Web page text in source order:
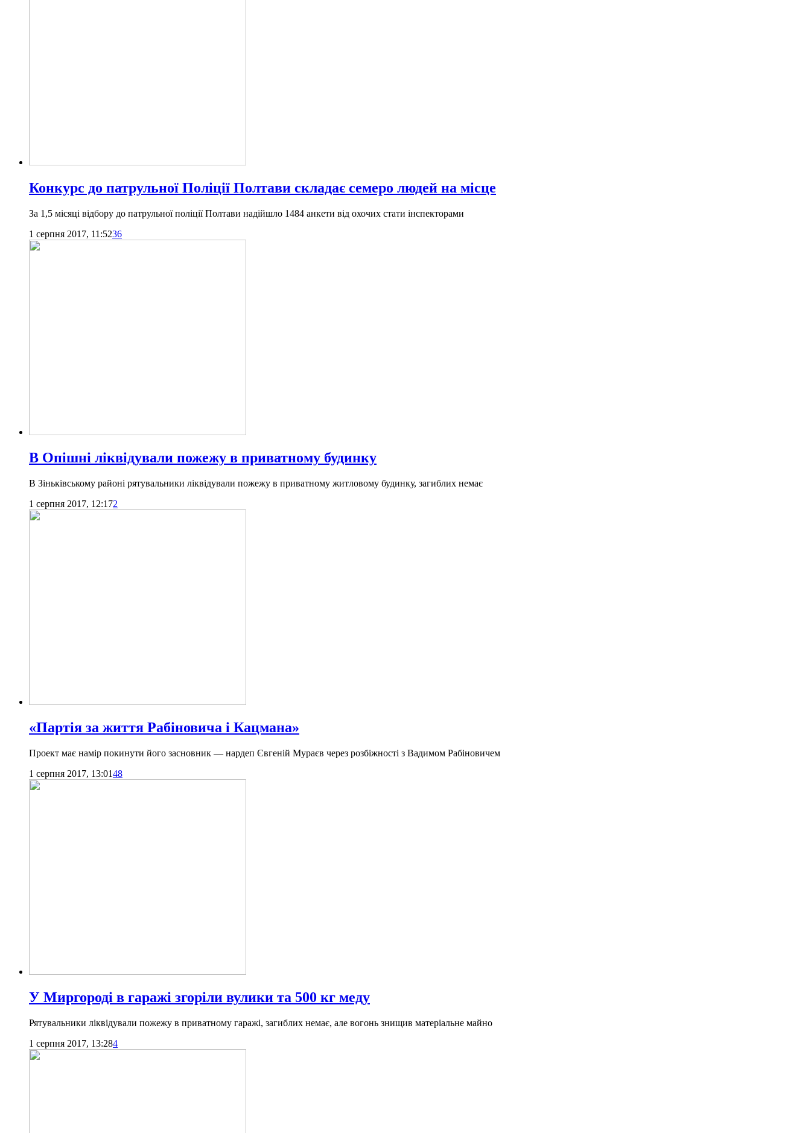
Конкурс до патрульної Поліції Полтави складає семеро людей на місце
За 1,5 місяці відбору до патрульної поліції Полтави надійшло 1484 анкети від охочих стати інспекторами
1 серпня 2017, 11:5236
В Опішні ліквідували пожежу в приватному будинку
В Зіньківському районі рятувальники ліквідували пожежу в приватному житловому будинку, загиблих немає
1 серпня 2017, 12:172
«Партія за життя Рабіновича і Кацмана»
Проект має намір покинути його засновник — нардеп Євгеній Мураєв через розбіжності з Вадимом Рабіновичем
1 серпня 2017, 13:0148
У Миргороді в гаражі згоріли вулики та 500 кг меду
Рятувальники ліквідували пожежу в приватному гаражі, загиблих немає, але вогонь знищив матеріальне майно
1 серпня 2017, 13:284